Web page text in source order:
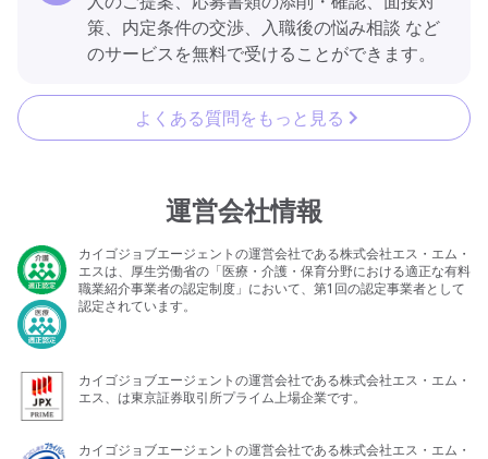
策、内定条件の交渉、入職後の悩み相談 など
のサービスを無料で受けることができます。
よくある質問をもっと見る
運営会社情報
カイゴジョブエージェントの運営会社である株式会社エス・エム・
エスは、厚生労働省の「医療・介護・保育分野における適正な有料
職業紹介事業者の認定制度」において、第1回の認定事業者として
認定されています。
カイゴジョブエージェントの運営会社である株式会社エス・エム・
エス、は東京証券取引所プライム上場企業です。
カイゴジョブエージェントの運営会社である株式会社エス・エム・